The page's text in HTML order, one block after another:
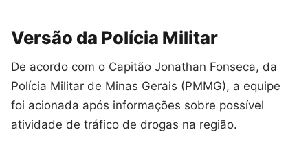
Versão da Polícia Militar
De acordo com o Capitão Jonathan Fonseca, da
Polícia Militar de Minas Gerais (PMMG), a equipe
foi acionada após informações sobre possível
atividade de tráfico de drogas na região.